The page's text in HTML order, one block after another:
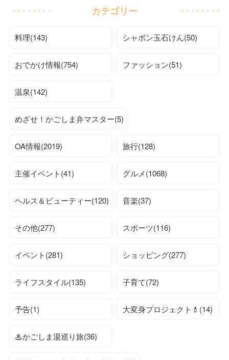
カテゴリー
料理(143) シャボン玉石けん(50)
おでかけ情報(754) ファッション(51)
温泉(142)
めざせ！かごしま弁マスター(5)
OA情報(2019) 旅行(128)
主催イベント(41) グルメ(1068)
ヘルス＆ビューティー(120) 音楽(37)
その他(277) スポーツ(116)
イベント(281) ショッピング(277)
ライフスタイル(135) 子育て(72)
予告(1) 大変身プロジェクト💄(14)
♨かごしま湯巡り旅(36)